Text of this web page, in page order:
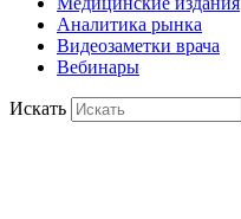
Аналитика рынка
Видеозаметки врача
Вебинары
Искать